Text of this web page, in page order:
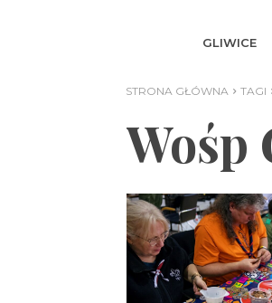
GLIWICE
STRONA GŁÓWNA TAGI
Wośp